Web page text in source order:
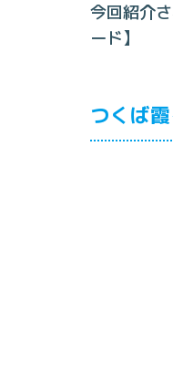
今回紹介
ード】
つくば